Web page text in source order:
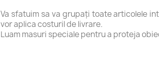
Va sfatuim sa va grupați toate articolele
vor aplica costuril de livrare.
Luam masuri speciale pentru a proteja